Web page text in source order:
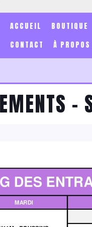
ACCUEIL BOUTIQUE
CONTACT
À PROPOS